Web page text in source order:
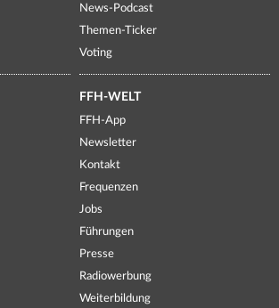
News-Podcast
Themen-Ticker
Voting
FFH-WELT
FFH-App
Newsletter
Kontakt
Frequenzen
Jobs
Führungen
Presse
Radiowerbung
Weiterbildung